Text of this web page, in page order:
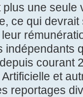
une seule
ce qui
indépendants
courant
et
reportages